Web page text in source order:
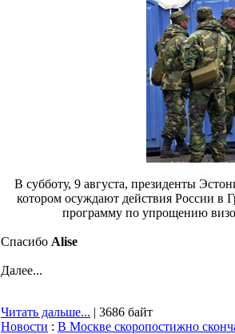
В субботу, 9 августа, президенты
котором осуждают действия России в
программу по упрощению
Спасибо Alise
Далее...
Читать дальше... | 3686 байт
Новости : В Москве скоропостижно